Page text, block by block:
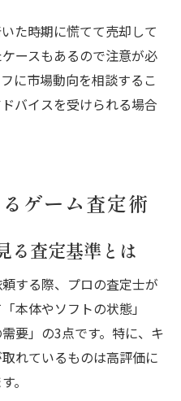
た時期に慌てて売却して
ースもあるので注意が必
に市場動向を相談するこ
バイスを受けられる場合
ゲーム査定術
る査定基準とは
する際、プロの査定士が
本体やソフトの状態」
要」の3点です。特に、キ
れているものは高評価に
。